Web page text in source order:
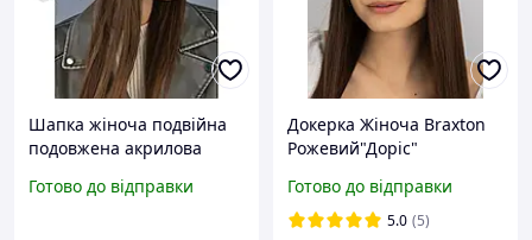
Шапка жіноча подвійна
подовжена акрилова
візерунком Айелет
Готово до відправки
Докерка Жіноча Braxton
Рожевий"Доріс"
Готово до відправки
5.0 (5)